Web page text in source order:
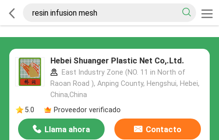
Hebei Shuanger Plastic Net Co,.Ltd.
East Industry Zone (NO. 11 in North of
Raoan Road ), Anping County, Hengshui, Hebei,
China,China
5.0
Proveedor verificado
Llama ahora Contacto